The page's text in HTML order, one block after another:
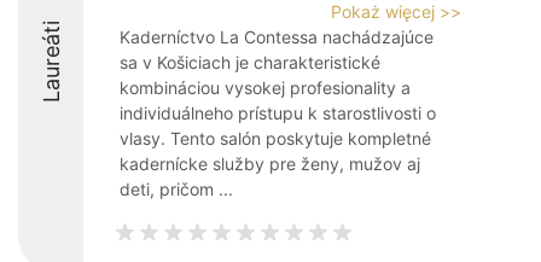
Laureáti
Pokaż więcej >>
Kaderníctvo La Contessa nachádzajúce
sa v Košiciach je charakteristické
kombináciou vysokej profesionality a
individuálneho prístupu k starostlivosti o
vlasy. Tento salón poskytuje kompletné
kadernícke služby pre ženy, mužov aj
deti, pričom ...